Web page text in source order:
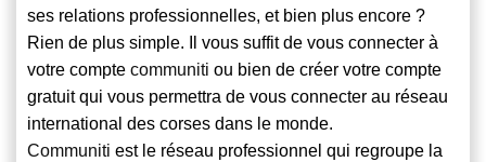
ses relations professionnelles, et bien plus encore ?
Rien de plus simple. Il vous suffit de vous connecter à
votre compte communiti ou bien de créer votre compte
gratuit qui vous permettra de vous connecter au réseau
international des corses dans le monde.
Communiti est le réseau professionnel qui regroupe la